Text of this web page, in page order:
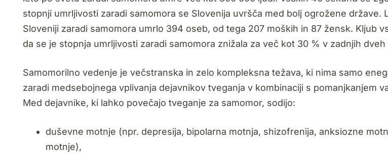
stopnji umrljivosti zaradi samomora se Slovenija uvršča med bolj ogrožene države.
Sloveniji zaradi samomora umrlo 394 oseb, od tega 207 moških in 87 žensk. Kljub
da se je stopnja umrljivosti zaradi samomora znižala za več kot 30 % v zadnjih
Samomorilno vedenje je večstranska in zelo kompleksna težava, ki nima samo
zaradi medsebojnega vplivanja dejavnikov tveganja v kombinaciji s pomanjkanjem
Med dejavnike, ki lahko povečajo tveganje za samomor, sodijo:
duševne motnje (npr. depresija, bipolarna motnja, shizofrenija, anksiozne
motnje),